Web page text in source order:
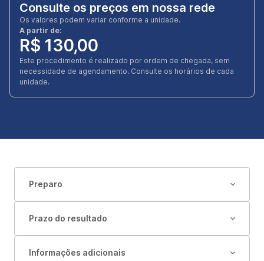
Consulte os preços em nossa rede
Os valores podem variar conforme a unidade.
A partir de:
R$ 130,00
Este procedimento é realizado por ordem de chegada, sem
necessidade de agendamento. Consulte os horários de cada
unidade.
Preparo
Prazo do resultado
Informações adicionais